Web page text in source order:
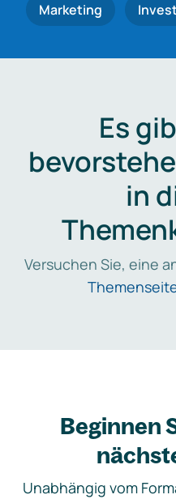
Marketing
Es
in
Versuchen Sie, eine
Beginnen
Unabhängig vom